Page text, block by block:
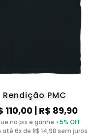
Rendição PMC
110,00| R$ 89,90
no pix e ganhe +5% OFF
6x de R$ 14,98 sem juros